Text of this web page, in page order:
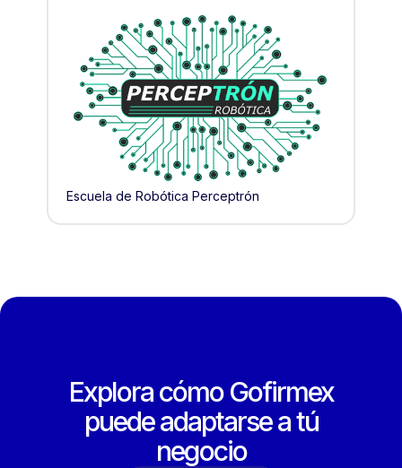
Escuela de Robótica Perceptrón
Explora cómo Gofirmex
puede adaptarse a tú
negocio